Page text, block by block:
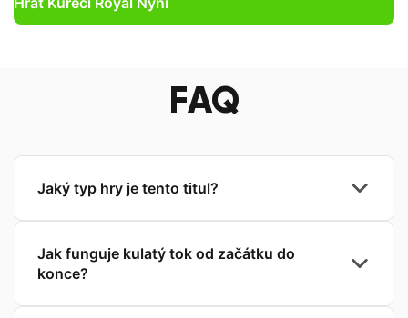
FAQ
Jaký typ hry je tento titul?
Jak funguje kulatý tok od začátku do
konce?